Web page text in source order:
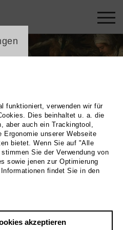
funktioniert, verwenden wir für
Dies beinhaltet u. a. die
aber auch ein Trackingtool,
unserer Webseite
bietet. Wenn Sie auf "Alle
Sie der Verwendung von
sowie jenen zur Optimierung
findet Sie in den
akzeptieren